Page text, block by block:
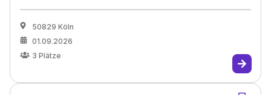
50829 Köln
01.09.2026
3 Plätze